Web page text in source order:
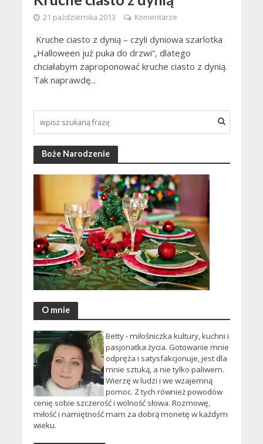
21 października 2013 Komentarze
Kruche ciasto z dynią – czyli dyniowa szarlotka
„Halloween już puka do drzwi”, dlatego
chciałabym zaproponować kruche ciasto z dynią.
Tak naprawdę...
Boże Narodzenie
O mnie
Betty - miłośniczka kultury, kuchni i
pasjonatka życia. Gotowanie mnie
odpręża i satysfakcjonuje, jest dla
mnie sztuką, a nie tylko paliwem.
Wierzę w ludzi i we wzajemną
pomoc. Z tych również powodów
cenię sobie szczerość i wolność słowa. Rozmowę,
miłość i namiętność mam za dobrą monetę w każdym
wieku.